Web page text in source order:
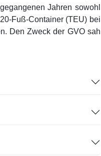
Jahren sowohl
Fuß-Container (TEU) bei
Den Zweck der GVO sah